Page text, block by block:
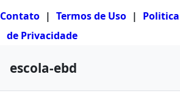
Contato | Termos de Uso | Politica
de Privacidade
escola-ebd